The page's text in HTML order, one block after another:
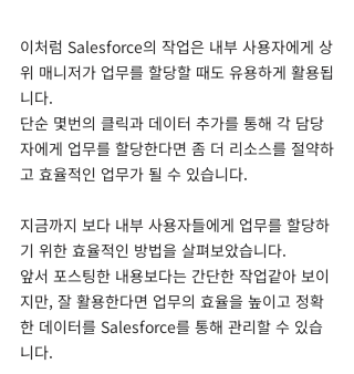
이처럼 Salesforce의 작업은 내부 사용자에게 상
위 매니저가 업무를 할당할 때도 유용하게 활용됩
니다.
단순 몇번의 클릭과 데이터 추가를 통해 각 담당
자에게 업무를 할당한다면 좀 더 리소스를 절약하
고 효율적인 업무가 될 수 있습니다.
지금까지 보다 내부 사용자들에게 업무를 할당하
기 위한 효율적인 방법을 살펴보았습니다.
앞서 포스팅한 내용보다는 간단한 작업같아 보이
지만, 잘 활용한다면 업무의 효율을 높이고 정확
한 데이터를 Salesforce를 통해 관리할 수 있습
니다.